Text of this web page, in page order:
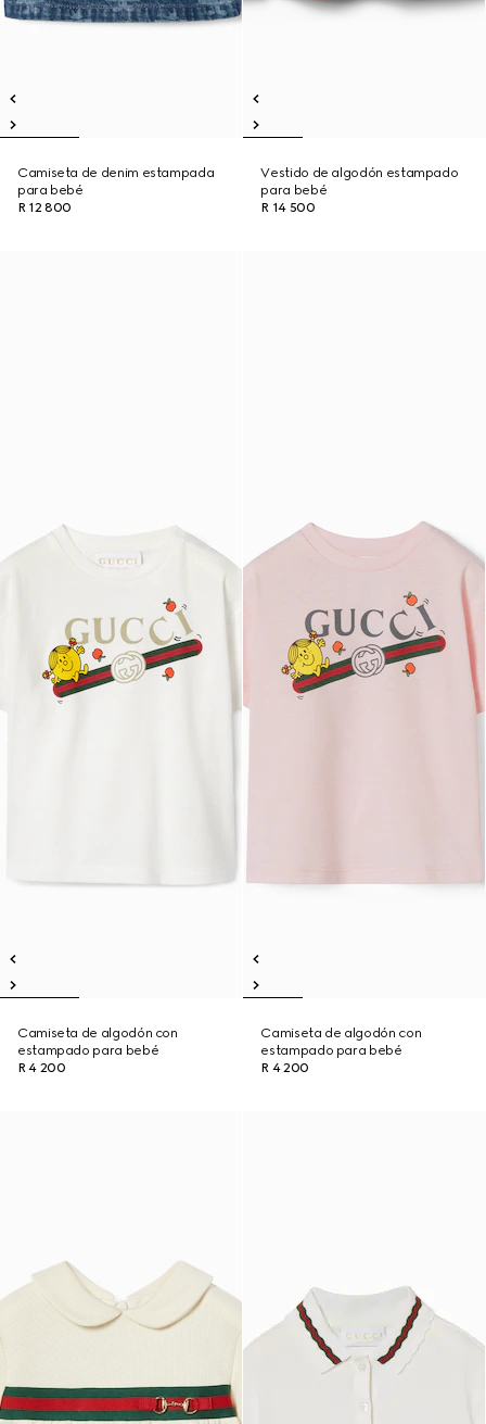
Camiseta de denim estampada
para bebé
R 12 800
Vestido de algodón estampado
para bebé
R 14 500
Camiseta de algodón con
estampado para bebé
R 4 200
Camiseta de algodón con
estampado para bebé
R 4 200